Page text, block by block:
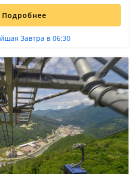
Подробнее
Завтра в 06:30